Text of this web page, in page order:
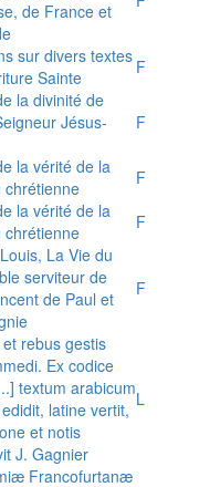
de France et
sur divers textes
Sainte
F
la divinité de
Jésus-
F
la vérité de la
chrétienne
F
la vérité de la
chrétienne
F
La Vie du
serviteur de
de Paul et
F
rebus gestis
Ex codice
textum arabicum
latine vertit,
et notis
J. Gagnier
L
Francofurtanæ